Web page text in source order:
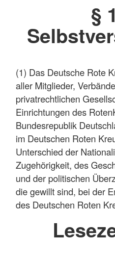
§
(1) Das Deutsche Rote
aller Mitglieder,
privatrechtlichen
Einrichtungen des
Bundesrepublik
im Deutschen Roten
Unterschied der
Zugehörigkeit, des
und der politischen
die gewillt sind, bei der
des Deutschen Roten